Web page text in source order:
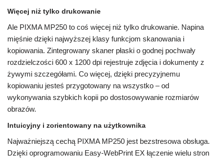
Więcej niż tylko drukowanie
Ale PIXMA MP250 to coś więcej niż tylko drukowanie. Napina
mięśnie dzięki najwyższej klasy funkcjom skanowania i
kopiowania. Zintegrowany skaner płaski o godnej pochwały
rozdzielczości 600 x 1200 dpi rejestruje zdjęcia i dokumenty z
żywymi szczegółami. Co więcej, dzięki precyzyjnemu
kopiowaniu jesteś przygotowany na wszystko – od
wykonywania szybkich kopii po dostosowywanie rozmiarów
obrazów.
Intuicyjny i zorientowany na użytkownika
Najważniejszą cechą PIXMA MP250 jest bezstresowa obsługa.
Dzięki oprogramowaniu Easy-WebPrint EX łączenie wielu stron